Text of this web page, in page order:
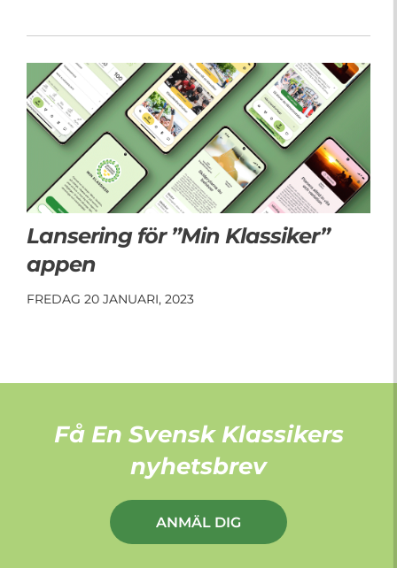
Lansering för ”Min Klassiker”
appen
FREDAG 20 JANUARI, 2023
Få En Svensk Klassikers
nyhetsbrev
ANMÄL DIG